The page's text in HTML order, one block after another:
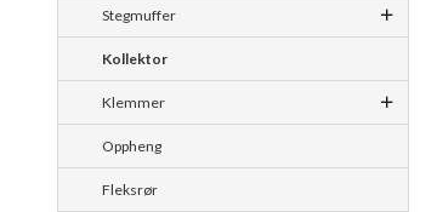
Stegmuffer
Kollektor
Klemmer
Oppheng
Fleksrør